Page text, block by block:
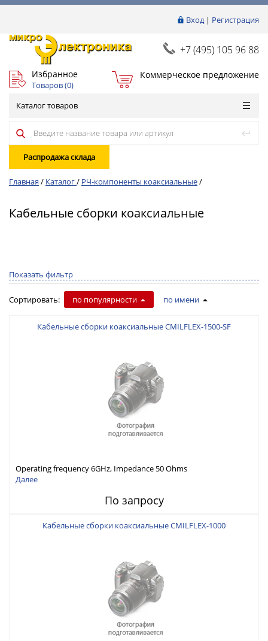
Вход| Регистрация
+7 (495) 105 96 88
Избранное
Товаров (0)
Коммерческое предложение
Каталог товаров
Распродажа склада
Главная / Каталог/ РЧ-компоненты коаксиальные/
Кабельные сборки коаксиальные
Показать фильтр
Сортировать: по популярности по имени
Кабельные сборки коаксиальные CMILFLEX-1500-SF
Operating frequency 6GHz, Impedance 50 Ohms
Далее
По запросу
Кабельные сборки коаксиальные CMILFLEX-1000